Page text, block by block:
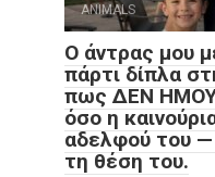
ANIMALS
Ο άντρας μου
πάρτι δίπλα
πως ΔΕΝ
όσο η
αδελφού του —
τη θέση του.